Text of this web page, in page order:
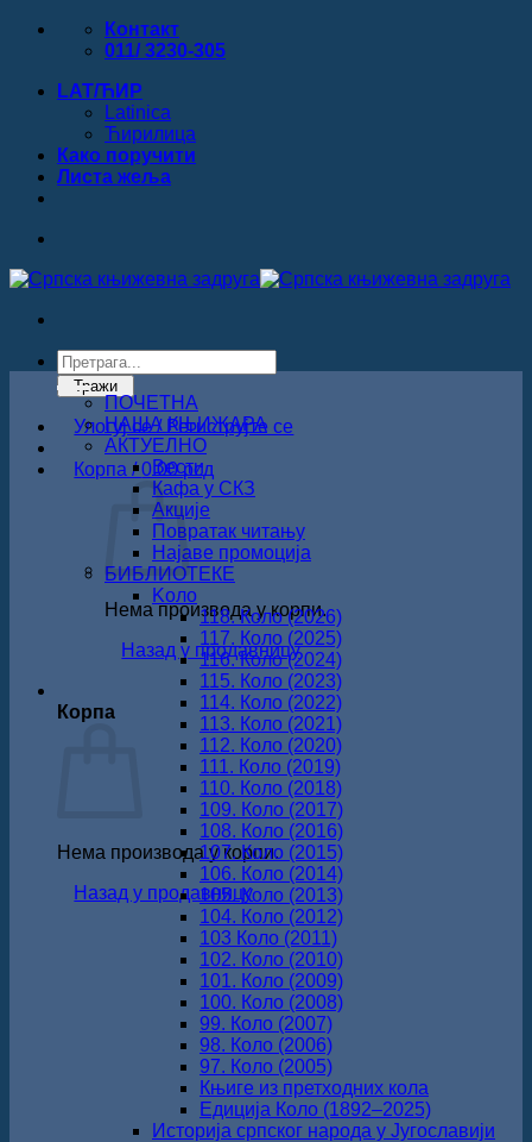
Прескочи
Контакт
011/ 3230-305
LAT/ЋИР
Latinica
Ћирилица
Како поручити
Листa жеља
Products
search
Тражи
Улогуј се / Региструјте се
Корпа /0.00рсд
Нема производа у корпи.
Назад у продавницу
Корпа
Нема производа у корпи.
Назад у продавницу
ПОЧЕТНА
НАША КЊИЖАРА
АКТУЕЛНО
Вести
Кафа у СКЗ
Акције
Повратак читању
Најаве промоција
БИБЛИОТЕКЕ
Koло
118. Коло (2026)
117. Коло (2025)
116. Коло (2024)
115. Коло (2023)
114. Коло (2022)
113. Коло (2021)
112. Коло (2020)
111. Коло (2019)
110. Коло (2018)
109. Коло (2017)
108. Коло (2016)
107. Коло (2015)
106. Коло (2014)
105. Коло (2013)
104. Коло (2012)
103 Коло (2011)
102. Коло (2010)
101. Коло (2009)
100. Коло (2008)
99. Коло (2007)
98. Коло (2006)
97. Коло (2005)
Књиге из претходних кола
Едиција Коло (1892‒2025)
Историја српског народа у Југославији